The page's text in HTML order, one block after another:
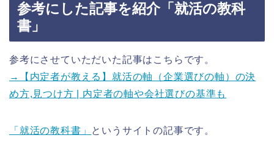
参考にした記事を紹介「就活の教科
書」
参考にさせていただいた記事はこちらです。
→【内定者が教える】就活の軸（企業選びの軸）の決
め方,見つけ方 | 内定者の軸や会社選びの基準も
「就活の教科書」 というサイトの記事です。